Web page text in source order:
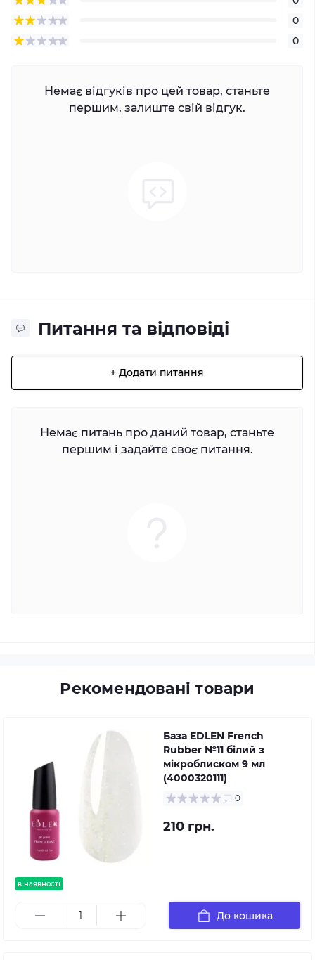
0
0
Немає відгуків про цей товар, станьте
першим, залиште свій відгук.
Питання та відповіді
+ Додати питання
Немає питань про даний товар, станьте
першим і задайте своє питання.
Рекомендовані товари
в наявності
База EDLEN French
Rubber №11 білий з
мікроблиском 9 мл
(4000320111)
0
210 грн.
До кошика